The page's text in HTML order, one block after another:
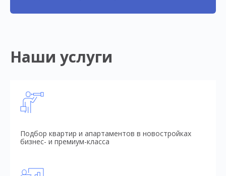
Наши услуги
Подбор квартир и апартаментов в новостройках
бизнес- и премиум-класса